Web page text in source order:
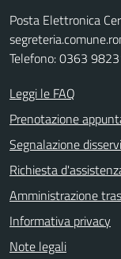
Posta Elettronica
Telefono: 0363
Leggi le FAQ
Prenotazione
Segnalazione
Richiesta
Amministrazione
Informativa privacy
Note legali